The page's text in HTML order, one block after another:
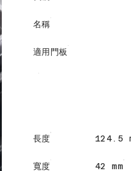
名稱
適用門板
長度 124.5
寬度 42 mm